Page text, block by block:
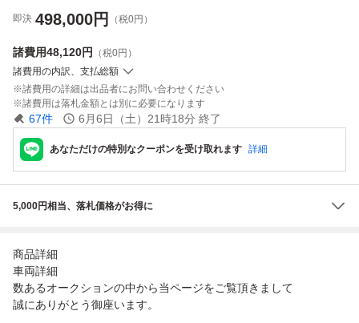
即決 498,000円 （税0円）
諸費用48,120円
（税0円）
諸費用の内訳、支払総額
諸費用の詳細は出品者にお問い合わせください
諸費用は落札金額とは別に必要になります
67件 6月6日（土）21時18分 終了
あなただけの特別なクーポンを受け取れます 詳細
5,000円相当、落札価格がお得に
商品詳細
車両詳細
数あるオークションの中から当ページをご覧頂きまして
誠にありがとう御座います。